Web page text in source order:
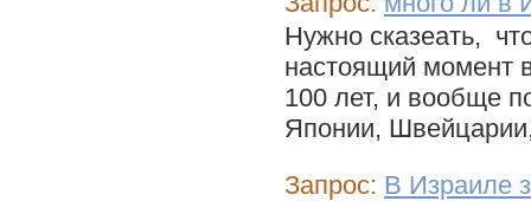
Нужно сказеать,
настоящий момент
100 лет, и вообще
Японии,
Запрос: В Израиле